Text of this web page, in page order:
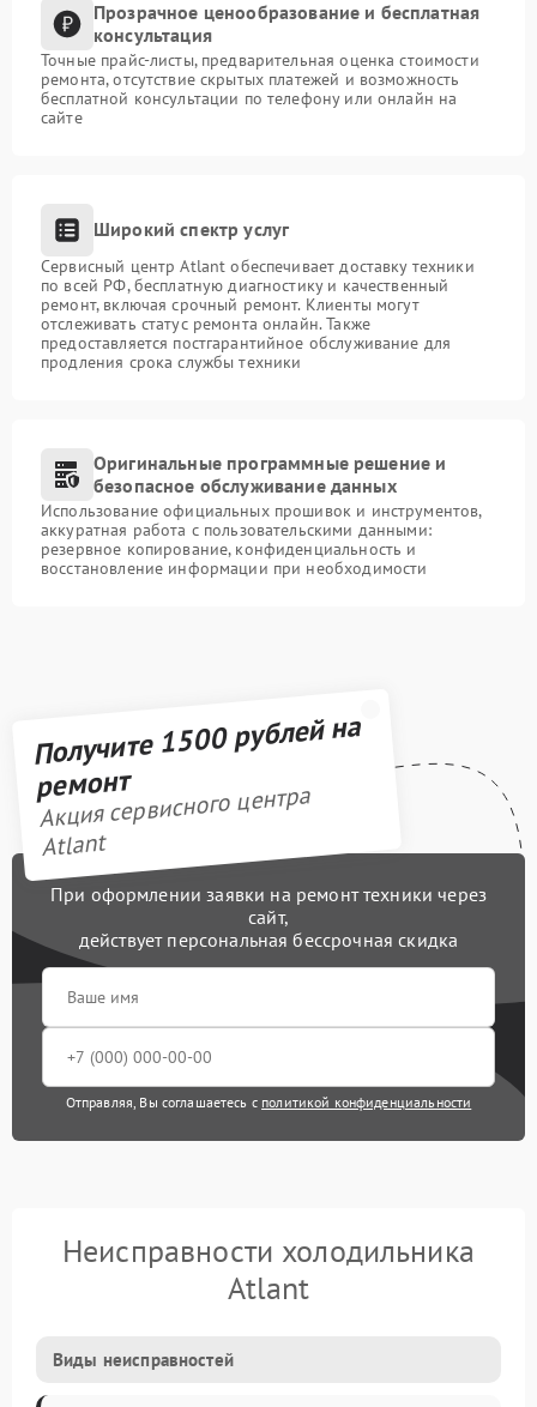
Прозрачное ценообразование и бесплатная
консультация
Точные прайс-листы, предварительная оценка стоимости
ремонта, отсутствие скрытых платежей и возможность
бесплатной консультации по телефону или онлайн на
сайте
Широкий спектр услуг
Сервисный центр Atlant обеспечивает доставку техники
по всей РФ, бесплатную диагностику и качественный
ремонт, включая срочный ремонт. Клиенты могут
отслеживать статус ремонта онлайн. Также
предоставляется постгарантийное обслуживание для
продления срока службы техники
Оригинальные программные решение и
безопасное обслуживание данных
Использование официальных прошивок и инструментов,
аккуратная работа с пользовательскими данными:
резервное копирование, конфиденциальность и
восстановление информации при необходимости
Получите 1500 рублей на
ремонт
Акция сервисного центра
Atlant
При оформлении заявки на ремонт техники через
сайт,
действует персональная бессрочная скидка
Отправляя, Вы соглашаетесь с политикой конфиденциальности
Неисправности холодильника
Atlant
Виды неисправностей